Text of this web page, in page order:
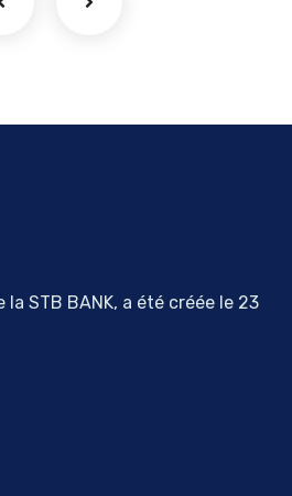
la STB BANK, a été créée le 23